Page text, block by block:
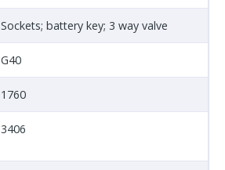
Sockets; battery key; 3 way valve
G40
1760
3406